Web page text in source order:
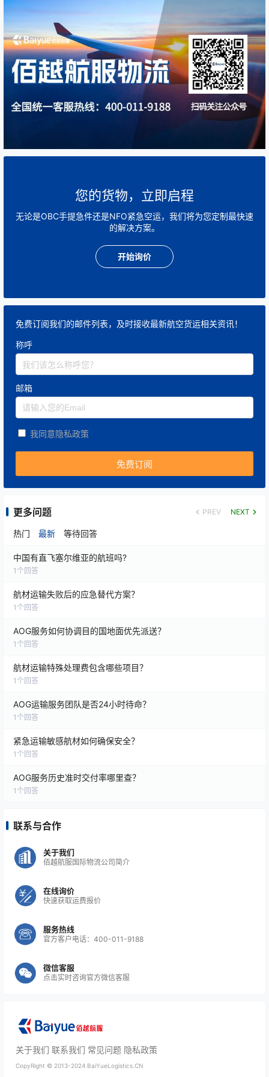
您的货物，立即启程
无论是OBC手提急件还是NFO紧急空运，我们将为您定制最快速
的解决方案。
开始询价
免费订阅我们的邮件列表，及时接收最新航空货运相关资讯！
称呼
邮箱
我同意隐私政策
更多问题 PREV NEXT
热门 最新 等待回答
中国有直飞塞尔维亚的航班吗?
1 个回答
航材运输失败后的应急替代方案？
1 个回答
AOG服务如何协调目的国地面优先派送？
1 个回答
航材运输特殊处理费包含哪些项目？
1 个回答
AOG运输服务团队是否24小时待命？
1 个回答
紧急运输敏感航材如何确保安全？
1 个回答
AOG服务历史准时交付率哪里查？
1 个回答
联系与合作
关于我们
佰越航服国际物流公司简介
在线询价
快速获取运费报价
服务热线
官方客户电话：400-011-9188
微信客服
点击实时咨询官方微信客服
关于我们 联系我们 常见问题 隐私政策
CopyRight © 2013-2024 BaiYueLogistics.CN